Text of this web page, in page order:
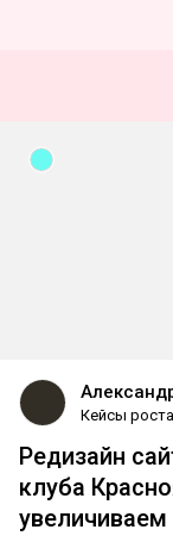
Кейсы роста
Редизайн
клуба